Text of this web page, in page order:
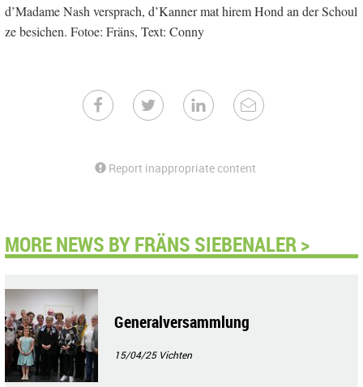
d’Madame Nash versprach, d’Kanner mat hirem Hond an der Schoul
ze besichen. Fotoe: Fräns, Text: Conny
Report inappropriate content
MORE NEWS BY FRÄNS SIEBENALER >
Generalversammlung
15/04/25 Vichten